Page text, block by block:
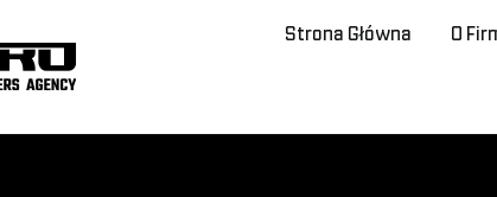
Strona Główna O